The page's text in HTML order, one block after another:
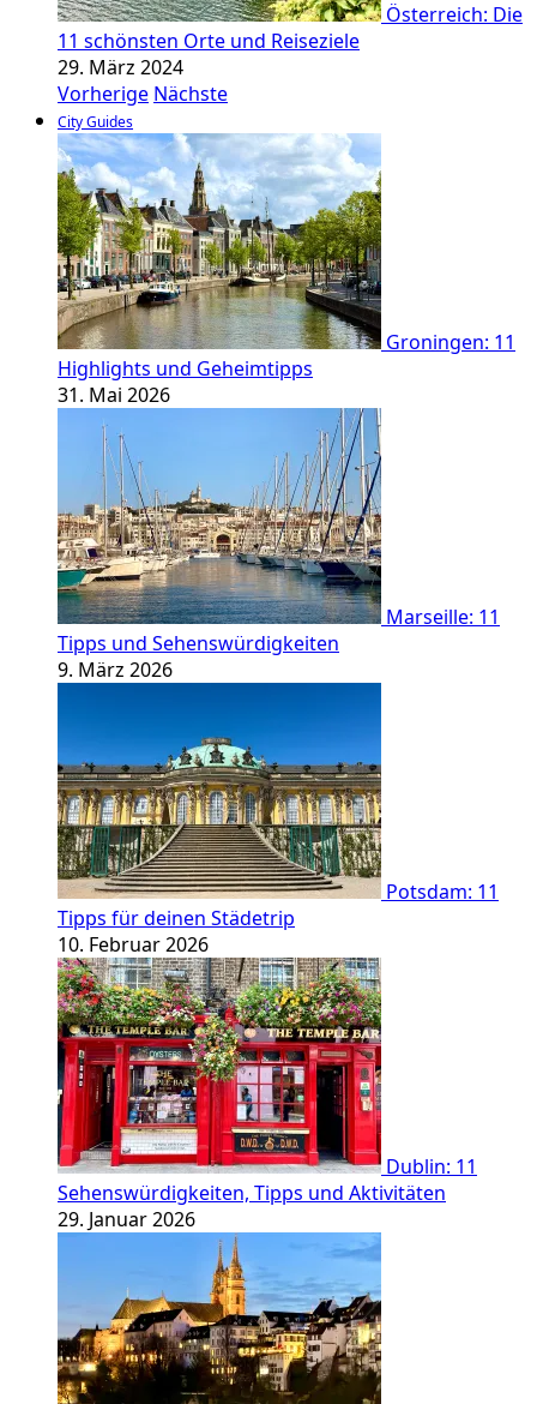
Österreich: Die
11 schönsten Orte und Reiseziele
29. März 2024
Vorherige Nächste
City Guides
Groningen: 11
Highlights und Geheimtipps
31. Mai 2026
Marseille: 11
Tipps und Sehenswürdigkeiten
9. März 2026
Potsdam: 11
Tipps für deinen Städetrip
10. Februar 2026
Dublin: 11
Sehenswürdigkeiten, Tipps und Aktivitäten
29. Januar 2026